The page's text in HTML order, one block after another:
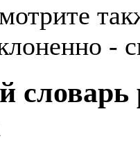
-
словарь